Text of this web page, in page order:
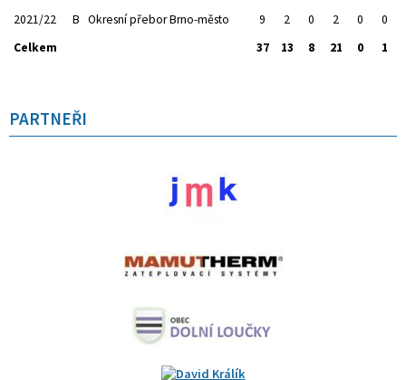
2021/22
B Okresní přebor Brno-město 9 2 0 2 0
0
Celkem
37 13 8 21 0 1
PARTNEŘI